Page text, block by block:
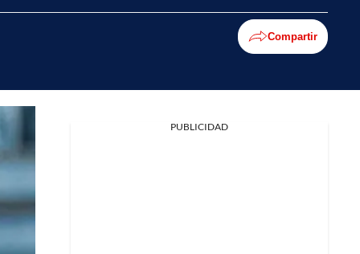
Compartir
PUBLICIDAD